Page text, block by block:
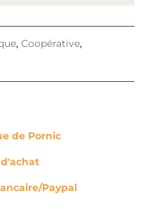
, Coopérative,
de Pornic
d'achat
Paypal